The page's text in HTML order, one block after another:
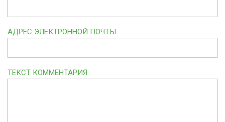
АДРЕС ЭЛЕКТРОННОЙ ПОЧТЫ
ТЕКСТ КОММЕНТАРИЯ